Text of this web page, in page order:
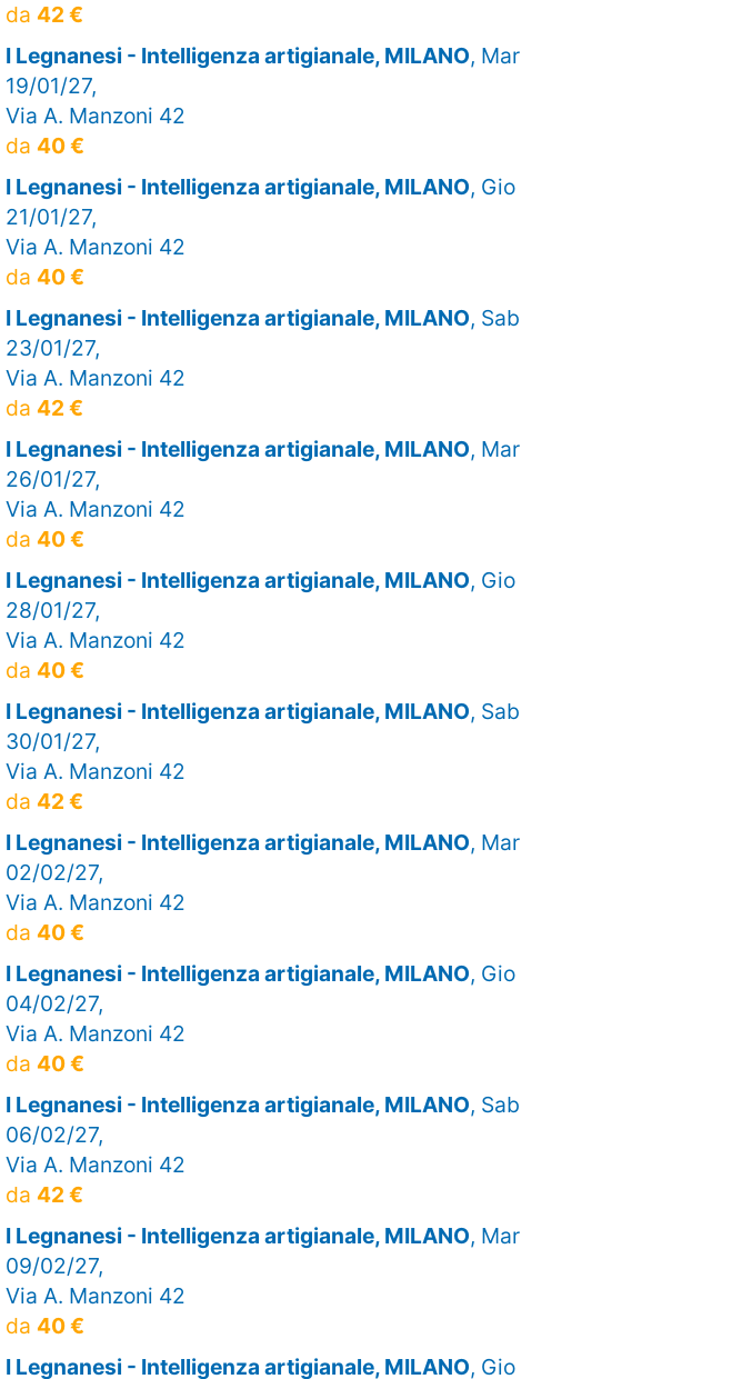
da 42 €
I Legnanesi - Intelligenza artigianale, MILANO, Mar
19/01/27,
Via A. Manzoni 42
da 40 €
I Legnanesi - Intelligenza artigianale, MILANO, Gio
21/01/27,
Via A. Manzoni 42
da 40 €
I Legnanesi - Intelligenza artigianale, MILANO, Sab
23/01/27,
Via A. Manzoni 42
da 42 €
I Legnanesi - Intelligenza artigianale, MILANO, Mar
26/01/27,
Via A. Manzoni 42
da 40 €
I Legnanesi - Intelligenza artigianale, MILANO, Gio
28/01/27,
Via A. Manzoni 42
da 40 €
I Legnanesi - Intelligenza artigianale, MILANO, Sab
30/01/27,
Via A. Manzoni 42
da 42 €
I Legnanesi - Intelligenza artigianale, MILANO, Mar
02/02/27,
Via A. Manzoni 42
da 40 €
I Legnanesi - Intelligenza artigianale, MILANO, Gio
04/02/27,
Via A. Manzoni 42
da 40 €
I Legnanesi - Intelligenza artigianale, MILANO, Sab
06/02/27,
Via A. Manzoni 42
da 42 €
I Legnanesi - Intelligenza artigianale, MILANO, Mar
09/02/27,
Via A. Manzoni 42
da 40 €
I Legnanesi - Intelligenza artigianale, MILANO, Gio